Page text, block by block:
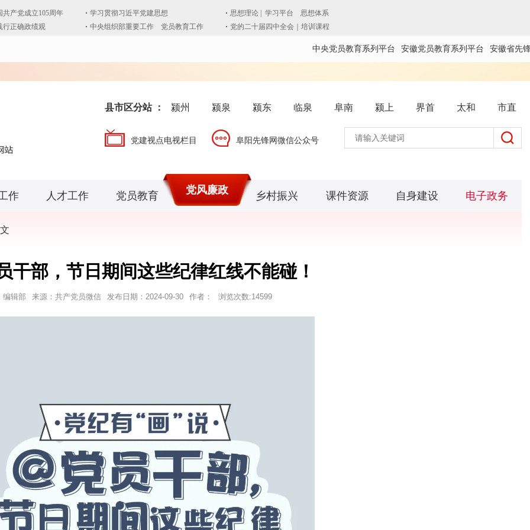
中央党员教育系列平台 安徽党员教育系列平台 安徽省先
县市区分站 ： 颍州 颍泉 颍东 临泉 阜南 颍上 界首 太和 市直
党建视点电视栏目 阜阳先锋网微信公众号
作 人才工作 党员教育 党风廉政 乡村振兴 课件资源 自身建设 电子政务
干部，节日期间这些纪律红线不能碰！
编辑部 来源：共产党员微信 发布日期： 2024-09-30 作者： 浏览次数:14599